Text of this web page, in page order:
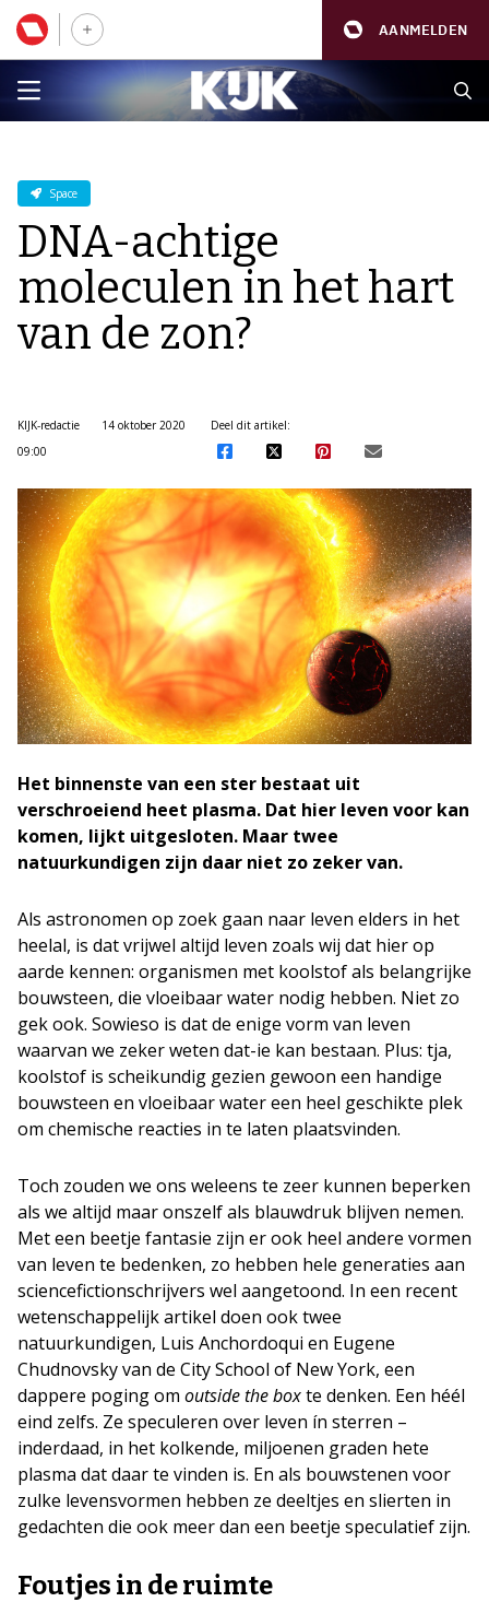
AANMELDEN
Space
DNA-achtige
moleculen in het hart
van de zon?
KIJK-redactie
14 oktober 2020
09:00
Deel dit artikel:
Het binnenste van een ster bestaat uit
verschroeiend heet plasma. Dat hier leven voor kan
komen, lijkt uitgesloten. Maar twee
natuurkundigen zijn daar niet zo zeker van.
Als astronomen op zoek gaan naar leven elders in het
heelal, is dat vrijwel altijd leven zoals wij dat hier op
aarde kennen: organismen met koolstof als belangrijke
bouwsteen, die vloeibaar water nodig hebben. Niet zo
gek ook. Sowieso is dat de enige vorm van leven
waarvan we zeker weten dat-ie kan bestaan. Plus: tja,
koolstof is scheikundig gezien gewoon een handige
bouwsteen en vloeibaar water een heel geschikte plek
om chemische reacties in te laten plaatsvinden.
Toch zouden we ons weleens te zeer kunnen beperken
als we altijd maar onszelf als blauwdruk blijven nemen.
Met een beetje fantasie zijn er ook heel andere vormen
van leven te bedenken, zo hebben hele generaties aan
sciencefictionschrijvers wel aangetoond. In een recent
wetenschappelijk artikel doen ook twee
natuurkundigen, Luis Anchordoqui en Eugene
Chudnovsky van de City School of New York, een
dappere poging om outside the boxte denken. Een héél
eind zelfs. Ze speculeren over leven ín sterren –
inderdaad, in het kolkende, miljoenen graden hete
plasma dat daar te vinden is. En als bouwstenen voor
zulke levensvormen hebben ze deeltjes en slierten in
gedachten die ook meer dan een beetje speculatief zijn.
Foutjes in de ruimte